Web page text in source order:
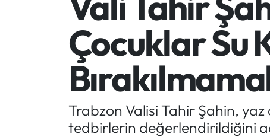
Çocuklar Su
Trabzon Valisi Tahir Şahin,
tedbirlerin değerlendirildiğini
Kültür/Sanat
Politik Kulis
Magazin
Süper Lig Puan Durumu ve Fikstür
Tüm Manşetler
Son Dakika Haberleri